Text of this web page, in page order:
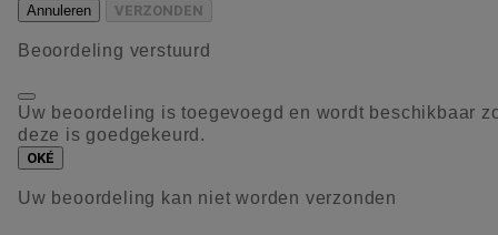
Annuleren VERZONDEN
Beoordeling verstuurd
Uw beoordeling is toegevoegd en wordt beschikbaar
deze is goedgekeurd.
OKÉ
Uw beoordeling kan niet worden verzonden